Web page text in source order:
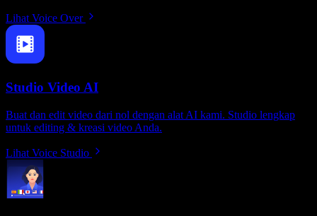
Lihat Voice Over
Studio Video AI
Buat dan edit video dari nol dengan alat AI kami. Studio lengkap
untuk editing & kreasi video Anda.
Lihat Voice Studio